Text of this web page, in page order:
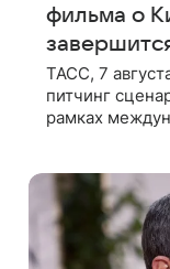
фильма о
ТАСС, 7
питчинг
рамках